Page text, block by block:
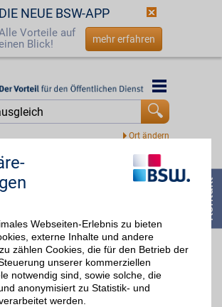
DIE NEUE BSW-APP
Vorteile auf
Blick!
mehr erfahren
Mitglied werden
25 82
Wohlbefinden bewusst
und einen aktiven Alltag -
mit ausgewählten
Inhaltsstoffen und
modernen Rezepturen.
Mit BSW-Vorteil
profitieren Sie bei Ihrer
Bestellung.
Webseiten-Erlebnis zu bieten
externe Inhalte und andere
zählen Cookies, die für den Betrieb der
unserer kommerziellen
notwendig sind, sowie solche, die
anonymisiert zu Statistik- und
werden.